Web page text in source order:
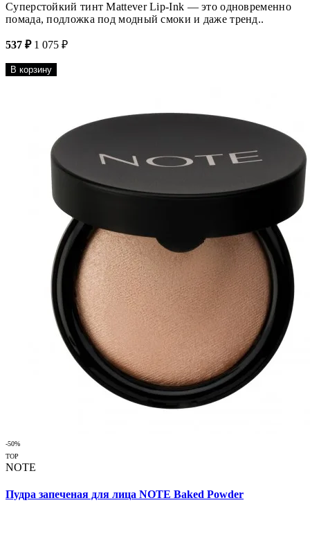
Суперстойкий тинт Mattever Lip-Ink — это одновременно
помада, подложка под модный смоки и даже тренд..
537 ₽ 1 075 ₽
В корзину
-50%
TOP
NOTE
Пудра запеченая для лица NOTE Baked Powder